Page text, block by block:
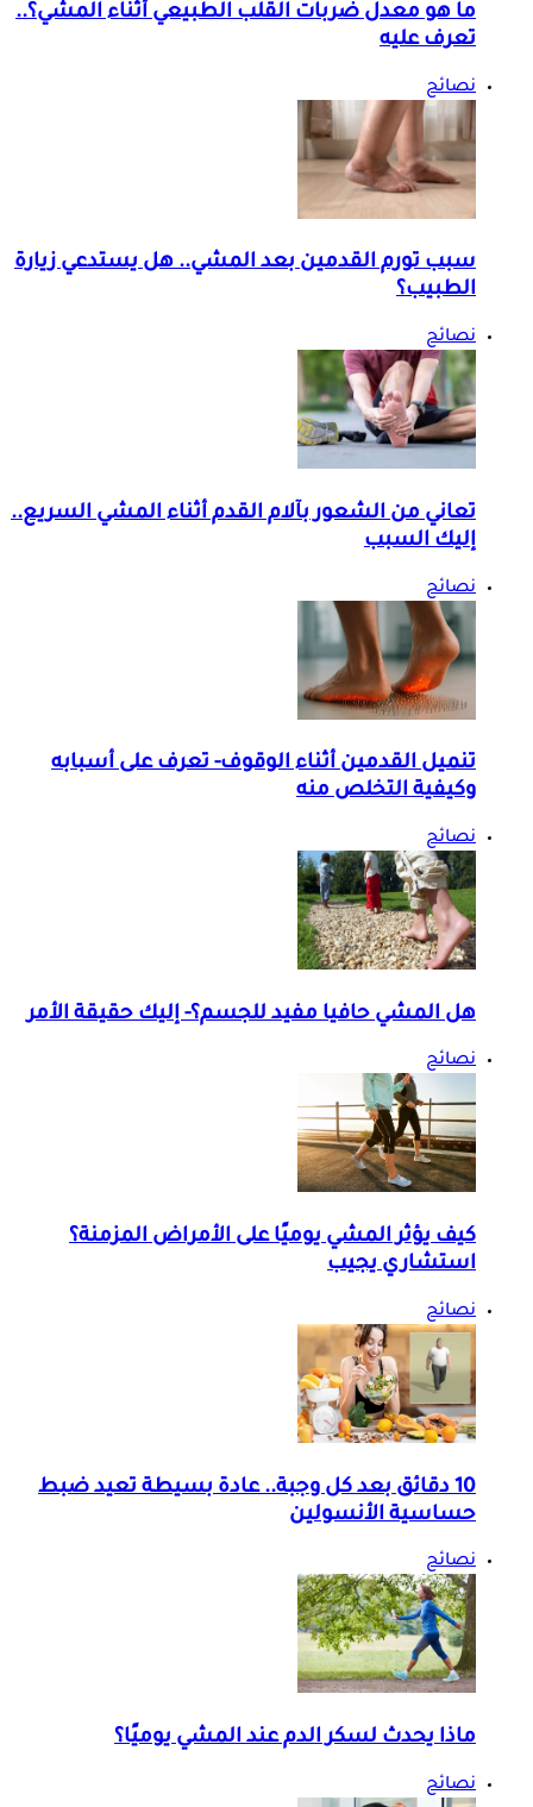
ما هو معدل ضربات القلب الطبيعي أثناء المشي؟..
تعرف عليه
نصائح
سبب تورم القدمين بعد المشي.. هل يستدعي زيارة
الطبيب؟
نصائح
تعاني من الشعور بآلام القدم أثناء المشي السريع..
إليك السبب
نصائح
تنميل القدمين أثناء الوقوف- تعرف على أسبابه
وكيفية التخلص منه
نصائح
هل المشي حافيا مفيد للجسم؟- إليك حقيقة الأمر
نصائح
كيف يؤثر المشي يوميًا على الأمراض المزمنة؟
استشاري يجيب
نصائح
10 دقائق بعد كل وجبة.. عادة بسيطة تعيد ضبط
حساسية الأنسولين
نصائح
ماذا يحدث لسكر الدم عند المشي يوميًا؟
نصائح